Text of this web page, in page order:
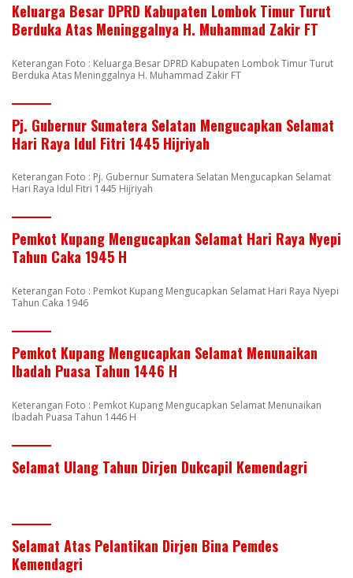
Keluarga Besar DPRD Kabupaten Lombok Timur Turut
Berduka Atas Meninggalnya H. Muhammad Zakir FT
Keterangan Foto : Keluarga Besar DPRD Kabupaten Lombok Timur Turut
Berduka Atas Meninggalnya H. Muhammad Zakir FT
Pj. Gubernur Sumatera Selatan Mengucapkan Selamat
Hari Raya Idul Fitri 1445 Hijriyah
Keterangan Foto : Pj. Gubernur Sumatera Selatan Mengucapkan Selamat
Hari Raya Idul Fitri 1445 Hijriyah
Pemkot Kupang Mengucapkan Selamat Hari Raya Nyepi
Tahun Caka 1945 H
Keterangan Foto : Pemkot Kupang Mengucapkan Selamat Hari Raya Nyepi
Tahun Caka 1946
Pemkot Kupang Mengucapkan Selamat Menunaikan
Ibadah Puasa Tahun 1446 H
Keterangan Foto : Pemkot Kupang Mengucapkan Selamat Menunaikan
Ibadah Puasa Tahun 1446 H
Selamat Ulang Tahun Dirjen Dukcapil Kemendagri
Selamat Atas Pelantikan Dirjen Bina Pemdes
Kemendagri